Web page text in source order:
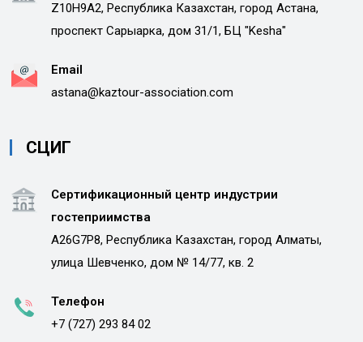
Z10H9A2, Республика Казахстан, город Астана,
проспект Сарыарка, дом 31/1, БЦ "Kesha"
Email
astana@kaztour-association.com
СЦИГ
Сертификационный центр индустрии
гостеприимства
A26G7P8, Республика Казахстан, город Алматы,
улица Шевченко, дом № 14/77, кв. 2
Телефон
+7 (727) 293 84 02